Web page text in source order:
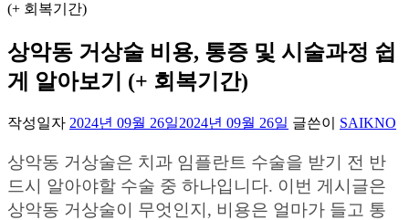
(+ 회복기간)
상악동 거상술 비용, 통증 및 시술과정 쉽
게 알아보기 (+ 회복기간)
작성일자 2024년 09월 26일2024년 09월 26일 글쓴이 SAIKNO
상악동 거상술은 치과 임플란트 수술을 받기 전 반
드시 알아야할 수술 중 하나입니다. 이번 게시글은
상악동 거상술이 무엇인지, 비용은 얼마가 들고 통